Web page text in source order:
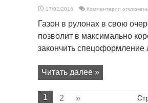
17/02/2016 Комментарии
рулонного
Газон в рулонах в свою
позволит в максимально
закончить спецоформление
Читать далее »
1 2 »